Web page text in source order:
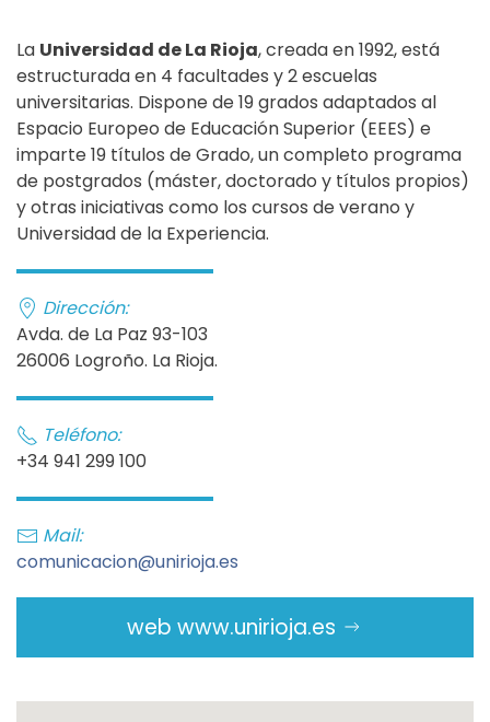
La Universidad de La Rioja, creada en 1992, está
estructurada en 4 facultades y 2 escuelas
universitarias. Dispone de 19 grados adaptados al
Espacio Europeo de Educación Superior (EEES) e
imparte 19 títulos de Grado, un completo programa
de postgrados (máster, doctorado y títulos propios)
y otras iniciativas como los cursos de verano y
Universidad de la Experiencia.
Dirección:
Avda. de La Paz 93-103
26006 Logroño. La Rioja.
Teléfono:
+34 941 299 100
Mail:
comunicacion@unirioja.es
web www.unirioja.es